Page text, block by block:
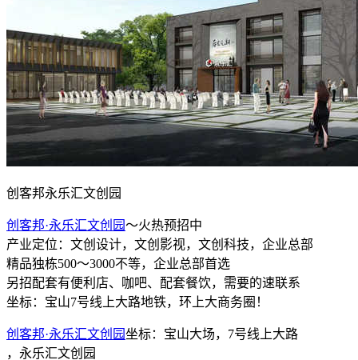
创客邦永乐汇文创园
创客邦·永乐汇文创园～火热预招中
产业定位：文创设计，文创影视，文创科技，企业总部
精品独栋500～3000不等，企业总部首选
另招配套有便利店、咖吧、配套餐饮，需要的速联系
坐标：宝山7号线上大路地铁，环上大商务圈！
创客邦·永乐汇文创园坐标：宝山大场，7号线上大路
，永乐汇文创园